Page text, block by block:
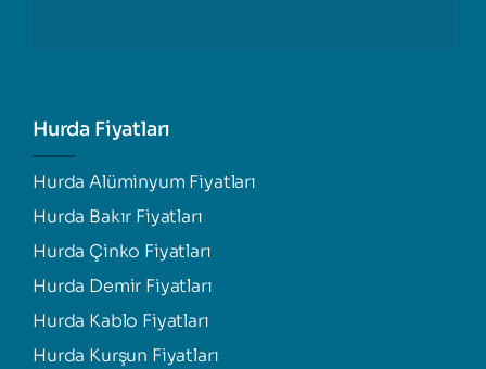
Hurda Fiyatları
Hurda Alüminyum Fiyatları
Hurda Bakır Fiyatları
Hurda Çinko Fiyatları
Hurda Demir Fiyatları
Hurda Kablo Fiyatları
Hurda Kurşun Fiyatları